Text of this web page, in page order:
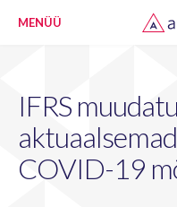
IFRS
COVID-19
MENÜÜ